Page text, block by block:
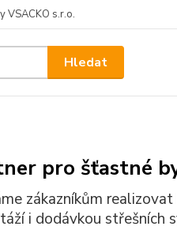
VSACKO s.r.o.
Hledat
pro šťastné
zákazníkům
i dodávkou střešních